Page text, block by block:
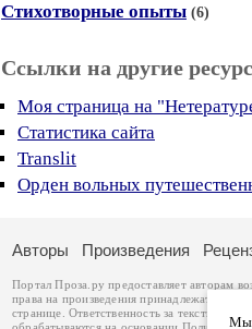
Стихотворные опыты (6)
Ссылки на другие
Моя страница на
Статистика сайта
Translit
Орден вольных
Мы
Авторы Произведения
Портал Проза.ру предоставляет авторам
права на произведения принадлежат
странице. Ответственность за тексты